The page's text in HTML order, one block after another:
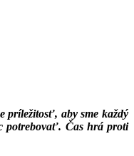
príležitosť, aby sme každý
potrebovať. Čas hrá proti